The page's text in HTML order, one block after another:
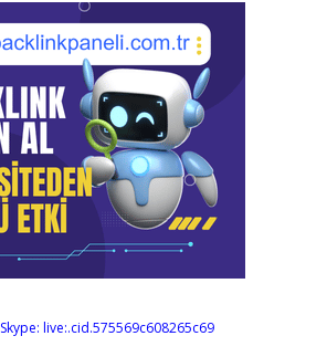
Skype: live:.cid.575569c608265c69